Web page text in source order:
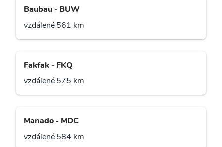
Baubau - BUW
vzdálené 561 km
Fakfak - FKQ
vzdálené 575 km
Manado - MDC
vzdálené 584 km